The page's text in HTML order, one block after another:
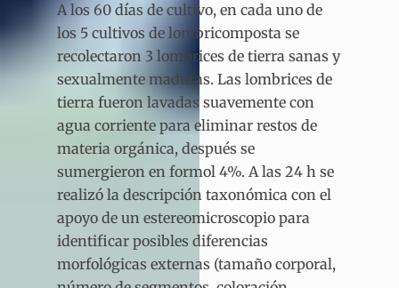
A los 60 días de cultivo, en cada uno de
los 5 cultivos de lombricomposta se
recolectaron 3 lombrices de tierra sanas y
sexualmente maduras. Las lombrices de
tierra fueron lavadas suavemente con
agua corriente para eliminar restos de
materia orgánica, después se
sumergieron en formol 4%. A las 24 h se
realizó la descripción taxonómica con el
apoyo de un estereomicroscopio para
identificar posibles diferencias
morfológicas externas (tamaño corporal,